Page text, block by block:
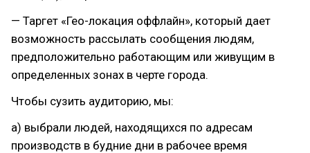
— Таргет «Гео-локация оффлайн», который дает
возможность рассылать сообщения людям,
предположительно работающим или живущим в
определенных зонах в черте города.
Чтобы сузить аудиторию, мы:
а) выбрали людей, находящихся по адресам
производств в будние дни в рабочее время